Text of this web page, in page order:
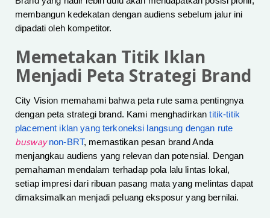
membangun kedekatan dengan audiens sebelum jalur ini
dipadati oleh kompetitor.
Memetakan Titik Iklan
Menjadi Peta Strategi Brand
City Vision memahami bahwa peta rute sama pentingnya
dengan peta strategi brand. Kami menghadirkantitik-titik
placement iklan yang terkoneksi langsung dengan rute
buswaynon-BRT, memastikan pesan brand Anda
menjangkau audiens yang relevan dan potensial. Dengan
pemahaman mendalam terhadap pola lalu lintas lokal,
setiap impresi dari ribuan pasang mata yang melintas dapat
dimaksimalkan menjadi peluang eksposur yang bernilai.